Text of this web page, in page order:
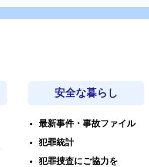
安全な暮らし
最新事件・事故ファイル
犯罪統計
犯罪捜査にご協力を